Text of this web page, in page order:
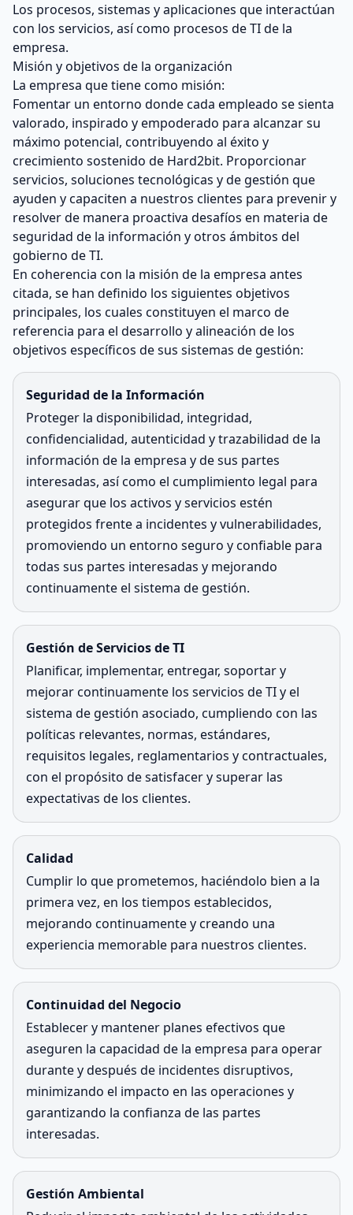
Los procesos, sistemas y aplicaciones que interactúan
con los servicios, así como procesos de TI de la
empresa.
Misión y objetivos de la organización
La empresa que tiene como misión:
Fomentar un entorno donde cada empleado se sienta
valorado, inspirado y empoderado para alcanzar su
máximo potencial, contribuyendo al éxito y
crecimiento sostenido de Hard2bit. Proporcionar
servicios, soluciones tecnológicas y de gestión que
ayuden y capaciten a nuestros clientes para prevenir y
resolver de manera proactiva desafíos en materia de
seguridad de la información y otros ámbitos del
gobierno de TI.
En coherencia con la misión de la empresa antes
citada, se han definido los siguientes objetivos
principales, los cuales constituyen el marco de
referencia para el desarrollo y alineación de los
objetivos específicos de sus sistemas de gestión:
Seguridad de la Información
Proteger la disponibilidad, integridad,
confidencialidad, autenticidad y trazabilidad de la
información de la empresa y de sus partes
interesadas, así como el cumplimiento legal para
asegurar que los activos y servicios estén
protegidos frente a incidentes y vulnerabilidades,
promoviendo un entorno seguro y confiable para
todas sus partes interesadas y mejorando
continuamente el sistema de gestión.
Gestión de Servicios de TI
Planificar, implementar, entregar, soportar y
mejorar continuamente los servicios de TI y el
sistema de gestión asociado, cumpliendo con las
políticas relevantes, normas, estándares,
requisitos legales, reglamentarios y contractuales,
con el propósito de satisfacer y superar las
expectativas de los clientes.
Calidad
Cumplir lo que prometemos, haciéndolo bien a la
primera vez, en los tiempos establecidos,
mejorando continuamente y creando una
experiencia memorable para nuestros clientes.
Continuidad del Negocio
Establecer y mantener planes efectivos que
aseguren la capacidad de la empresa para operar
durante y después de incidentes disruptivos,
minimizando el impacto en las operaciones y
garantizando la confianza de las partes
interesadas.
Gestión Ambiental